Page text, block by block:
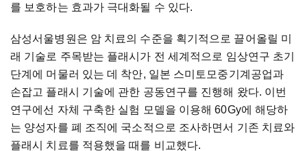
를 보호하는 효과가 극대화될 수 있다.
삼성서울병원은 암 치료의 수준을 획기적으로 끌어올릴 미
래 기술로 주목받는 플래시가 전 세계적으로 임상연구 초기
단계에 머물러 있는 데 착안, 일본 스미토모중기계공업과
손잡고 플래시 기술에 관한 공동연구를 진행해 왔다. 이번
연구에선 자체 구축한 실험 모델을 이용해 60Gy에 해당하
는 양성자를 폐 조직에 국소적으로 조사하면서 기존 치료와
플래시
치료를 적용했을 때를 비교했다.